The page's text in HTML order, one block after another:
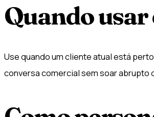
Quando usar
Use quando um cliente atual está
conversa comercial sem soar abrupto